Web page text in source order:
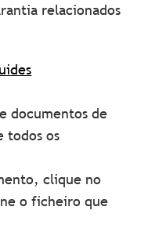
relacionados
documentos de
todos os
clique no
o ficheiro que